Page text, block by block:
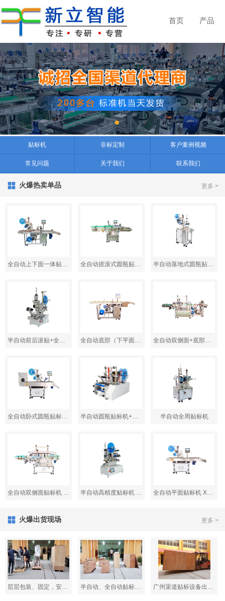
首页 产品
贴标机 非标定制 客户案例视频
常见问题 关于我们 联系我们
火爆热卖单品 更多 >
全自动上下面一体贴标机 全自动搓滚式圆瓶贴标机 XL-T821 半自动落地式圆瓶贴标机
半自动前后滚贴+全周贴标机 XL-T803 全自动底部（下平面）贴标机 全自动双侧面+底部贴标一体机
全自动卧式圆瓶贴标机 XL-T823 半自动圆瓶贴标机+打码 XL-T801 半自动全周贴标机
全自动双侧面贴标机 XL-T962 半自动高精度贴标机 XL-T807 全自动平面贴标机 XL-T831
火爆出货现场 更多 >
层层包装、固定，安全避免运输过程中的意外 半自动、全自动贴标机装箱发货 广州渠道贴标设备出货现场